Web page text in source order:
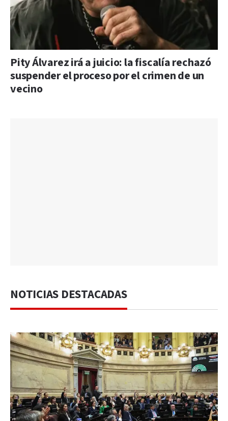
Pity Álvarez irá a juicio: la fiscalía rechazó
suspender el proceso por el crimen de un
vecino
NOTICIAS DESTACADAS